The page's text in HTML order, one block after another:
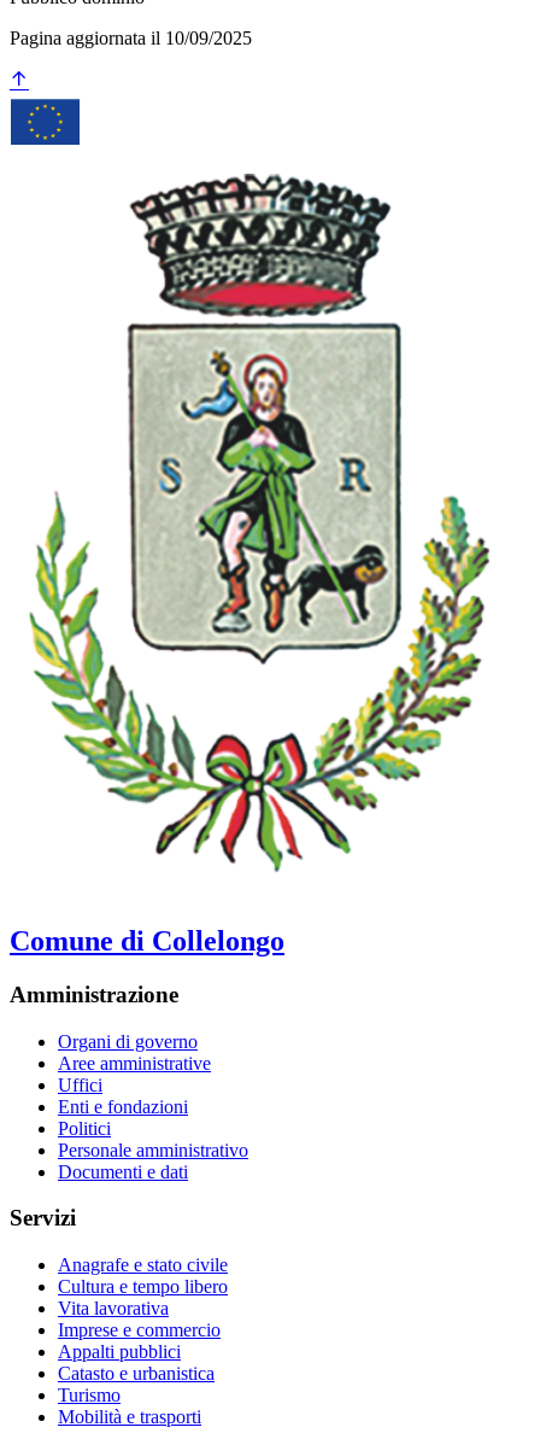
Pagina aggiornata il 10/09/2025
Comune di Collelongo
Amministrazione
Organi di governo
Aree amministrative
Uffici
Enti e fondazioni
Politici
Personale amministrativo
Documenti e dati
Servizi
Anagrafe e stato civile
Cultura e tempo libero
Vita lavorativa
Imprese e commercio
Appalti pubblici
Catasto e urbanistica
Turismo
Mobilità e trasporti